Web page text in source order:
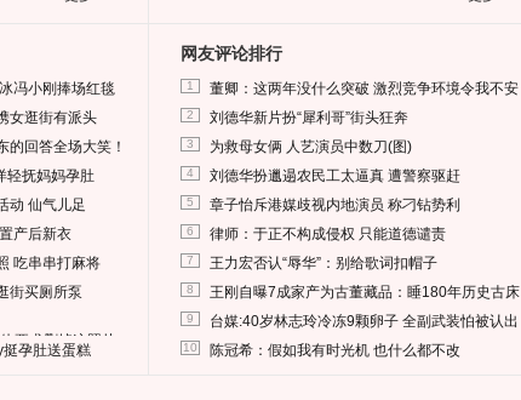
冯小刚捧场红毯
女逛街有派头
的回答全场大笑！
轻抚妈妈孕肚
动 仙气儿足
产后新衣
吃串串打麻将
街买厕所泵
要求删掉这照片
孕肚送蛋糕
网友评论排行
1 董卿：这两年没什么突破 激烈竞争环境令我不安
2 刘德华新片扮“犀利哥”街头狂奔
3 为救母女俩 人艺演员中数刀(图)
4 刘德华扮邋遢农民工太逼真 遭警察驱赶
5 章子怡斥港媒歧视内地演员 称刁钻势利
6 律师：于正不构成侵权 只能道德谴责
7 王力宏否认“辱华”：别给歌词扣帽子
8 王刚自曝7成家产为古董藏品：睡180年历史古床
9 台媒:40岁林志玲冷冻9颗卵子 全副武装怕被认出
10 陈冠希：假如我有时光机 也什么都不改